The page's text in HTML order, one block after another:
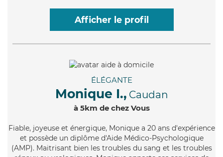
Afficher le profil
ÉLÉGANTE
Monique I., Caudan
à 5km de chez Vous
Fiable, joyeuse et énergique, Monique a 20 ans d'expérience
et possède un diplôme d'Aide Médico-Psychologique
(AMP). Maitrisant bien les troubles du sang et les troubles